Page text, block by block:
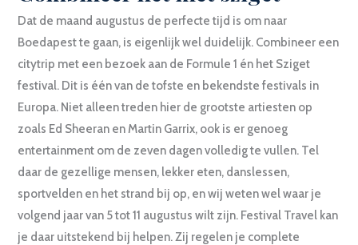
Dat de maand augustus de perfecte tijd is om naar
Boedapest te gaan, is eigenlijk wel duidelijk. Combineer een
citytrip met een bezoek aan de Formule 1 én het Sziget
festival. Dit is één van de tofste en bekendste festivals in
Europa. Niet alleen treden hier de grootste artiesten op
zoals Ed Sheeran en Martin Garrix, ook is er genoeg
entertainment om de zeven dagen volledig te vullen. Tel
daar de gezellige mensen, lekker eten, danslessen,
sportvelden en het strand bij op, en wij weten wel waar je
volgend jaar van 5 tot 11 augustus wilt zijn. Festival Travel kan
je daar uitstekend bij helpen. Zij regelen je complete